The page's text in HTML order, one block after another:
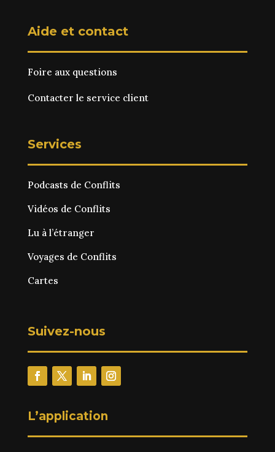
Aide et contact
Foire aux questions
Contacter le service client
Services
Podcasts de Conflits
Vidéos de Conflits
Lu à l’étranger
Voyages de Conflits
Cartes
Suivez-nous
L’application